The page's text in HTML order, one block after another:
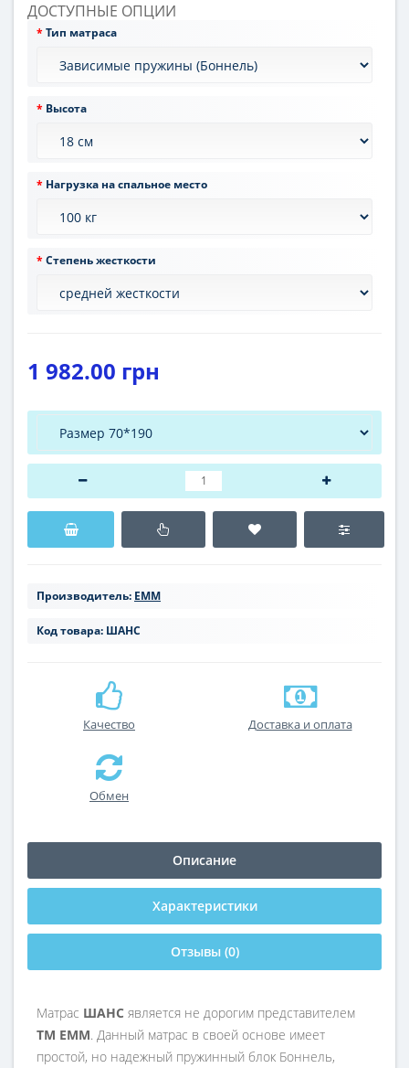
ДОСТУПНЫЕ ОПЦИИ
Тип матраса
Высота
Нагрузка на спальное место
Степень жесткости
1 982.00 грн
Производитель: ЕММ
Код товара: ШАНС
Качество Доставка и оплата
Обмен
Описание
Характеристики
Отзывы (0)
Матрас ШАНС является не дорогим представителем
ТМ ЕММ. Данный матрас в своей основе имеет
простой, но надежный пружинный блок Боннель,